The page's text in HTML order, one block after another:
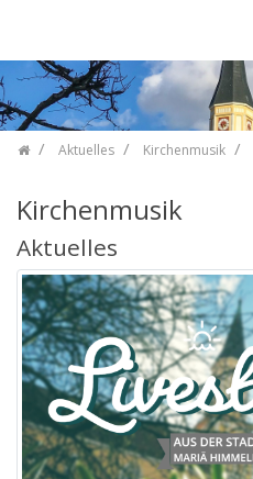
Zum Inhalt springen
Aktuelles Kirchenmusik
Kirchenmusik
Aktuelles